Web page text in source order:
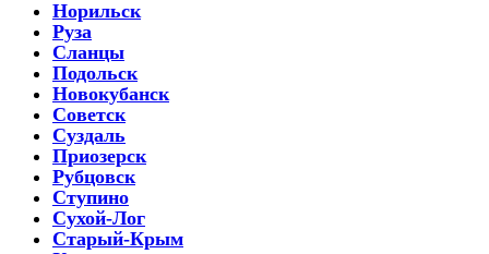
Норильск
Руза
Сланцы
Подольск
Новокубанск
Советск
Суздаль
Приозерск
Рубцовск
Ступино
Сухой-Лог
Старый-Крым